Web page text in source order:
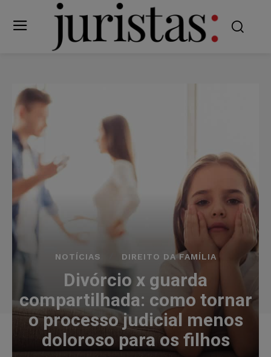
NOTÍCIAS DIREITO DA FAMÍLIA
Divórcio x guarda
compartilhada: como tornar
o processo judicial menos
doloroso para os filhos